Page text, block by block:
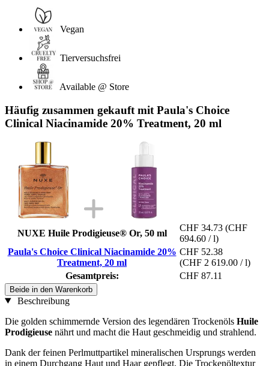
Vegan
Tierversuchsfrei
Available @ Store
Häufig zusammen gekauft mit Paula's Choice
Clinical Niacinamide 20% Treatment, 20 ml
NUXE Huile Prodigieuse® Or, 50 ml
CHF 34.73 (CHF
694.60 / l)
Paula's Choice Clinical Niacinamide 20%
Treatment, 20 ml
CHF 52.38
(CHF 2 619.00 / l)
Gesamtpreis:
CHF 87.11
Beide in den Warenkorb
Beschreibung
Die golden schimmernde Version des legendären Trockenöls Huile
Prodigieuse nährt und macht die Haut geschmeidig und strahlend.
Dank der feinen Perlmuttpartikel mineralischen Ursprungs werden
in einem Durchgang Haut und Haar gepflegt. Die Trockenöltextur